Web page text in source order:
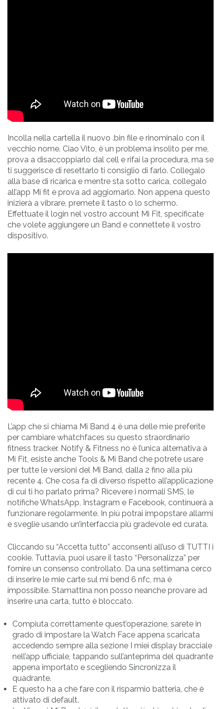
Incolla nella cartella il nuovo .bin file e rinominalo con il
vecchio nome. Ciao Vito, è un problema insolito per me,
prova a disaccoppiarlo dal cell e rifai la procedura, ma se
ti suggerisce di resettarlo ti consiglio di farlo. Collegalo
alla base di ricarica e mentre sta sotto carica, collegalo
all’app Mi fit e prova ad aggiornarlo. Non appena questo
inizierà a vibrare, premete il tasto o lo schermo.
Effettuate il login nel vostro account Mi Fit, specificate
che volete aggiungere un Band e connettete il vostro
dispositivo.
L’app che si chiama Mi Band 4 è una delle mie preferite
per cambiare whatchfaces su questo straordinario
fitness tracker. Notify & Fitness no è l’unica alternativa a
Mi Fit, esiste anche Tools & Mi Band che potrete usare
per tutte le versioni del Mi Band, dalla 2 fino alla più
recente 4. Che cosa fa di diverso rispetto all’applicazione
di cui ti ho parlato prima? Ricevere i normali SMS, le
notifiche WhatsApp, Instagram e Facebook, continuerà a
funzionare regolarmente. In più potrai impopstare allarmi
e sveglie usando un’interfaccia più gradevole ed curata.
Cliccando su “Accetta tutto” acconsenti all’uso di TUTTI i
cookie. Tuttavia, puoi usare il tasto “Personalizza” per
fornire un consenso controllato. Da una settimana cerco
di inserire le mie carte sul mi bend 6 nfc, ma è
impossibile. Stamattina non posso neanche provare ad
inserire una carta, tutto è bloccato.
Compiuta correttamente quest’operazione, sarete in
grado di impostare la Watch Face appena scaricata
accedendo sempre alla sezione I miei display bracciale
nell’app ufficiale, tappando sull’anteprima del quadrante
appena importato e scegliendo Sincronizza il
quadrante.
E questo ha a che fare con il risparmio batteria, che è
attivato di default.